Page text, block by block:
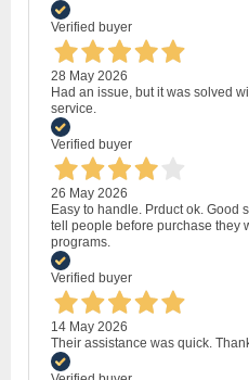
Verified buyer
28 May 2026
Had an issue, but it was solved
service.
Verified buyer
26 May 2026
Easy to handle. Prduct ok. Good
tell people before purchase they
programs.
Verified buyer
14 May 2026
Their assistance was quick.